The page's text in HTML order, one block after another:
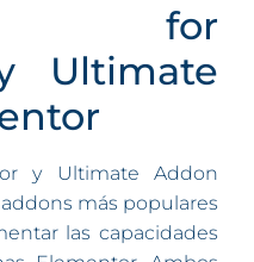
for
Ultimate
y Ultimate Addon
más populares
las capacidades